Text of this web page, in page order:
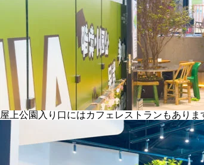
屋上公園入り口にはカフェレストランもありま